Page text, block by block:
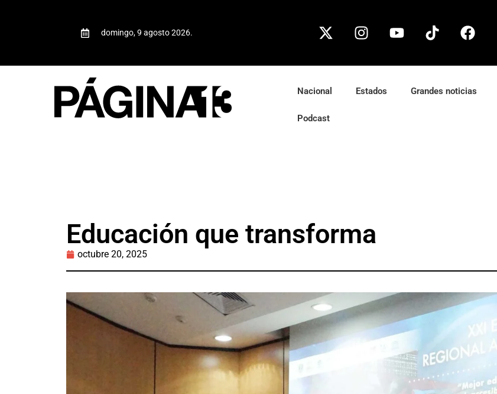
domingo, 9 agosto 2026.
Nacional Estados Grandes noticias
Podcast
Educación que transforma
octubre 20, 2025